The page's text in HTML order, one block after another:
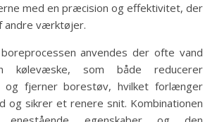
med en præcision og effektivitet, der
andre værktøjer.
anvendes der ofte vand
kølevæske, som både reducerer
og fjerner borestøv, hvilket forlænger
og sikrer et renere snit. Kombinationen